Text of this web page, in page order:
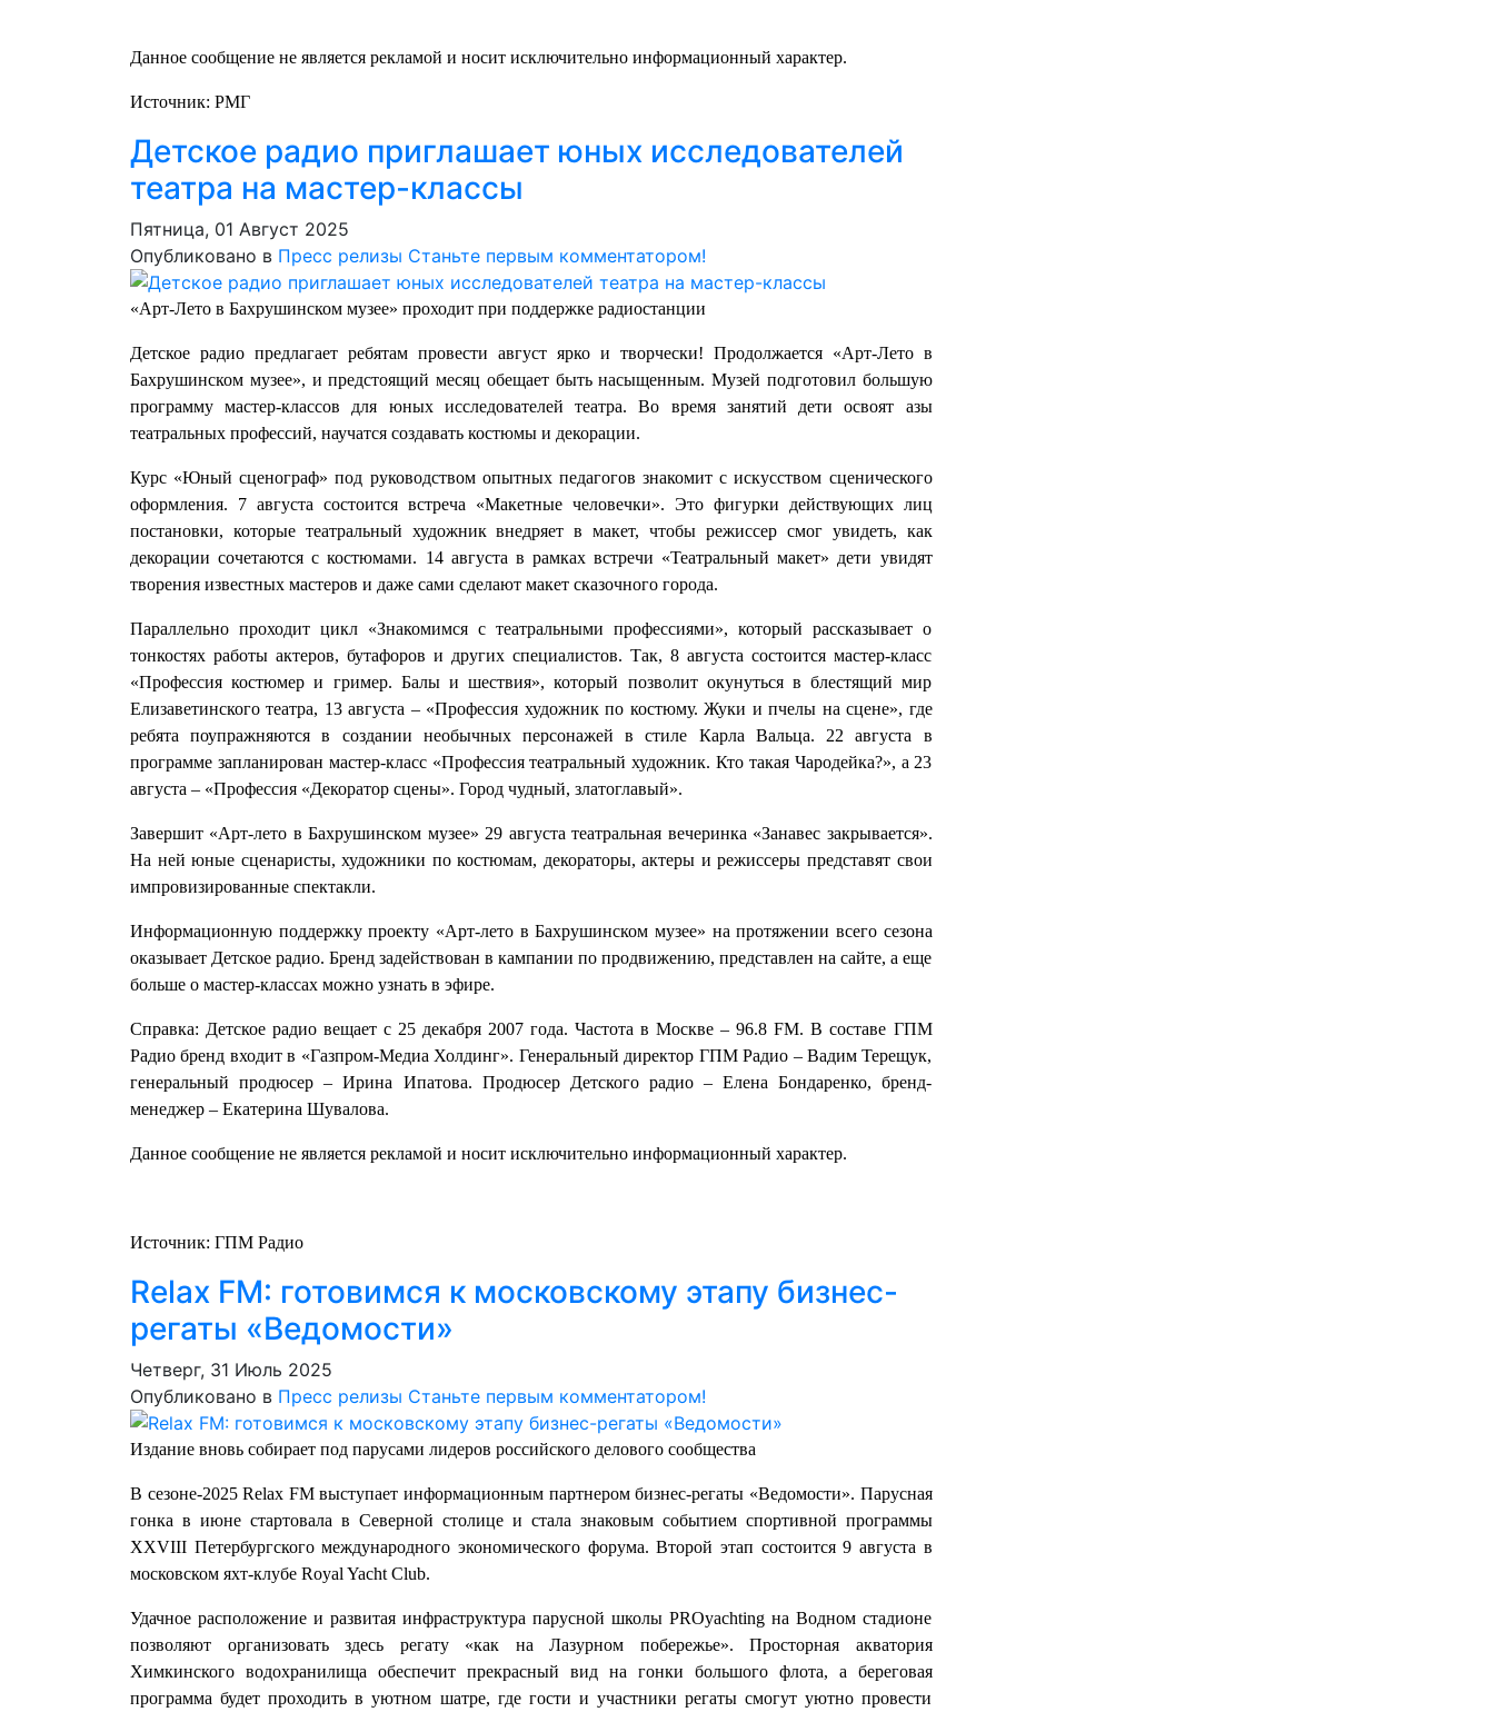
Данное сообщение не является рекламой и носит исключительно информационный характер.
Источник: РМГ
Детское радио приглашает юных исследователей
театра на мастер-классы
Пятница, 01 Август 2025
Опубликовано в Пресс релизы Станьте первым комментатором!
«Арт-Лето в Бахрушинском музее» проходит при поддержке радиостанции
Детское радио предлагает ребятам провести август ярко и творчески! Продолжается «Арт-Лето в
Бахрушинском музее», и предстоящий месяц обещает быть насыщенным. Музей подготовил большую
программу мастер-классов для юных исследователей театра. Во время занятий дети освоят азы
театральных профессий, научатся создавать костюмы и декорации.
Курс «Юный сценограф» под руководством опытных педагогов знакомит с искусством сценического
оформления. 7 августа состоится встреча «Макетные человечки». Это фигурки действующих лиц
постановки, которые театральный художник внедряет в макет, чтобы режиссер смог увидеть, как
декорации сочетаются с костюмами. 14 августа в рамках встречи «Театральный макет» дети увидят
творения известных мастеров и даже сами сделают макет сказочного города.
Параллельно проходит цикл «Знакомимся с театральными профессиями», который рассказывает о
тонкостях работы актеров, бутафоров и других специалистов. Так, 8 августа состоится мастер-класс
«Профессия костюмер и гример. Балы и шествия», который позволит окунуться в блестящий мир
Елизаветинского театра, 13 августа – «Профессия художник по костюму. Жуки и пчелы на сцене», где
ребята поупражняются в создании необычных персонажей в стиле Карла Вальца. 22 августа в
программе запланирован мастер-класс «Профессия театральный художник. Кто такая Чародейка?», а 23
августа – «Профессия «Декоратор сцены». Город чудный, златоглавый».
Завершит «Арт-лето в Бахрушинском музее» 29 августа театральная вечеринка «Занавес закрывается».
На ней юные сценаристы, художники по костюмам, декораторы, актеры и режиссеры представят свои
импровизированные спектакли.
Информационную поддержку проекту «Арт-лето в Бахрушинском музее» на протяжении всего сезона
оказывает Детское радио. Бренд задействован в кампании по продвижению, представлен на сайте, а еще
больше о мастер-классах можно узнать в эфире.
Справка: Детское радио вещает с 25 декабря 2007 года. Частота в Москве – 96.8 FM. В составе ГПМ
Радио бренд входит в «Газпром-Медиа Холдинг». Генеральный директор ГПМ Радио – Вадим Терещук,
генеральный продюсер – Ирина Ипатова. Продюсер Детского радио – Елена Бондаренко, бренд-
менеджер – Екатерина Шувалова.
Данное сообщение не является рекламой и носит исключительно информационный характер.
Источник: ГПМ Радио
Relax FM: готовимся к московскому этапу бизнес-
регаты «Ведомости»
Четверг, 31 Июль 2025
Опубликовано в Пресс релизы Станьте первым комментатором!
Издание вновь собирает под парусами лидеров российского делового сообщества
В сезоне-2025 Relax FM выступает информационным партнером бизнес-регаты «Ведомости». Парусная
гонка в июне стартовала в Северной столице и стала знаковым событием спортивной программы
XXVIII Петербургского международного экономического форума. Второй этап состоится 9 августа в
московском яхт-клубе Royal Yacht Club.
Удачное расположение и развитая инфраструктура парусной школы PROyachting на Водном стадионе
позволяют организовать здесь регату «как на Лазурном побережье». Просторная акватория
Химкинского водохранилища обеспечит прекрасный вид на гонки большого флота, а береговая
программа будет проходить в уютном шатре, где гости и участники регаты смогут уютно провести